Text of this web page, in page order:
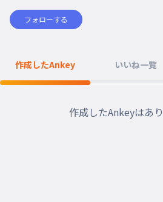
フォローする
作成したAnkey いいね一覧
作成したAnkeyはあり